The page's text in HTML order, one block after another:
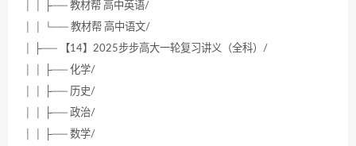
│ │ ├── 教材帮 高中英语/
│ │ └── 教材帮 高中语文/
│ ├── 【14】2025步步高大一轮复习讲义（全科）/
│ │ ├── 化学/
│ │ ├── 历史/
│ │ ├── 政治/
│ │ ├── 数学/